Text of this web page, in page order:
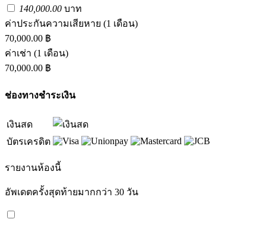
140,000.00 บาท
ค่าประกันความเสียหาย (1 เดือน)
70,000.00 ฿
ค่าเช่า (1 เดือน)
70,000.00 ฿
ช่องทางชำระเงิน
เงินสด
บัตรเครดิต
รายงานห้องนี้
อัพเดตครั้งสุดท้ายมากกว่า 30 วัน